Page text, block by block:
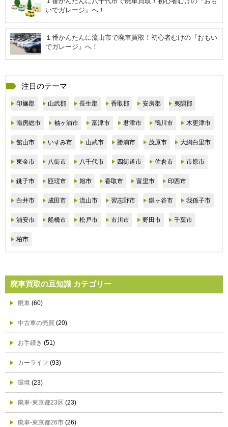
いでガレージ』へ！
１番かんたんに流山市で廃車買取！初心者むけの『おもい
でガレージ』へ！
注目のテーマ
印旛郡 山武郡 長生郡 香取郡 安房郡 夷隅郡
南房総市 袖ヶ浦市 富津市 君津市 鴨川市 木更津市
館山市 いすみ市 山武市 勝浦市 茂原市 大網白里市
東金市 八街市 八千代市 四街道市 佐倉市 市原市
銚子市 匝瑳市 旭市 香取市 富里市 印西市
白井市 成田市 流山市 習志野市 鎌ヶ谷市 我孫子市
浦安市 船橋市 松戸市 市川市 野田市 千葉市
柏市
廃車買取の豆知識 カテゴリー
廃車 (60)
中古車の売買 (20)
お手続き (51)
カーライフ (93)
環境 (23)
廃車-東京都23区 (23)
廃車-東京都26市 (26)